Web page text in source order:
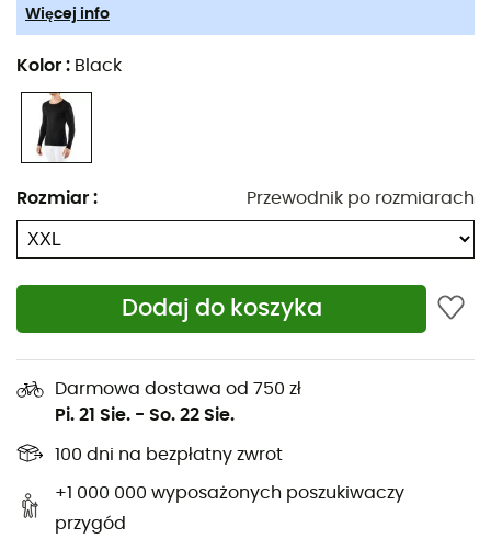
Więcej info
Kolor : Black
Rozmiar : Przewodnik po rozmiarach
Dodaj do koszyka
Darmowa dostawa od 750 zł
Pi. 21 Sie. - So. 22 Sie.
100 dni na bezpłatny zwrot
+1 000 000 wyposażonych poszukiwaczy
przygód